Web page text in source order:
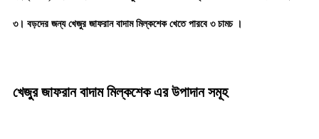
৩। বড়দের জন্য খেজুর জাফরান বাদাম মিল্কশেক খেতে পারবে ৩ চামচ ।
খেজুর জাফরান বাদাম মিল্কশেক এর উপাদান সমূহ